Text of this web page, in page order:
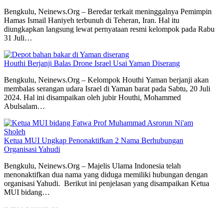
Bengkulu, Neinews.Org – Beredar terkait meninggalnya Pemimpin
Hamas Ismail Haniyeh terbunuh di Teheran, Iran. Hal itu
diungkapkan langsung lewat pernyataan resmi kelompok pada Rabu
31 Juli…
Houthi Berjanji Balas Drone Israel Usai Yaman Diserang
Bengkulu, Neinews.Org – Kelompok Houthi Yaman berjanji akan
membalas serangan udara Israel di Yaman barat pada Sabtu, 20 Juli
2024. Hal ini disampaikan oleh jubir Houthi, Mohammed
Abulsalam…
Ketua MUI Ungkap Penonaktifkan 2 Nama Berhubungan
Organisasi Yahudi
Bengkulu, Neinews.Org – Majelis Ulama Indonesia telah
menonaktifkan dua nama yang diduga memiliki hubungan dengan
organisasi Yahudi. Berikut ini penjelasan yang disampaikan Ketua
MUI bidang…